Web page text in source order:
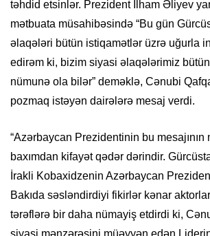
təhdid etsinlər. Prezident İlham Əliyev
mətbuata müsahibəsində “Bu gün
əlaqələri bütün istiqamətlər üzrə uğurla
edirəm ki, bizim siyasi əlaqələrimiz
nümunə ola bilər” deməklə, Cənubi
pozmaq istəyən dairələrə mesaj verdi.
“Azərbaycan Prezidentinin bu mesajının
baxımdan kifayət qədər dərindir.
İrakli Kobaxidzenin Azərbaycan
Bakıda səsləndirdiyi fikirlər kənar
tərəflərə bir daha nümayiş etdirdi ki,
siyasi mənzərəsini müəyyən edən